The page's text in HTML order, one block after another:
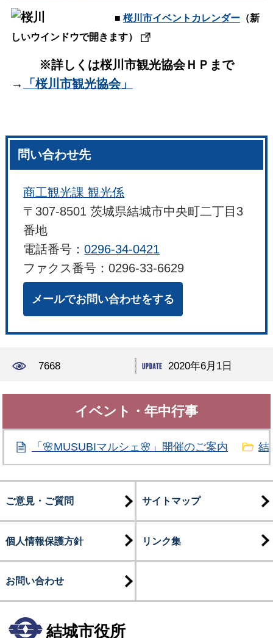
■ 桜川市イベントカレンダー（新
しいウインドウで開きます）
※詳しくは桜川市観光協会ＨＰまで
→
「桜川市観光協会」
問い合わせ先
商工観光課 観光係
〒307-8501 茨城県結城市中央町二丁目3
番地
電話番号：0296-34-0421
ファクス番号：0296-33-6629
メールでお問い合わせをする
7668 2020年6月1日
イベント・年中行事
「🌸MUSUBIマルシェ🌸」開催のご案内 結
ご意見・ご質問 サイトマップ
個人情報保護方針 リンク集
お問い合わせ
結城市役所